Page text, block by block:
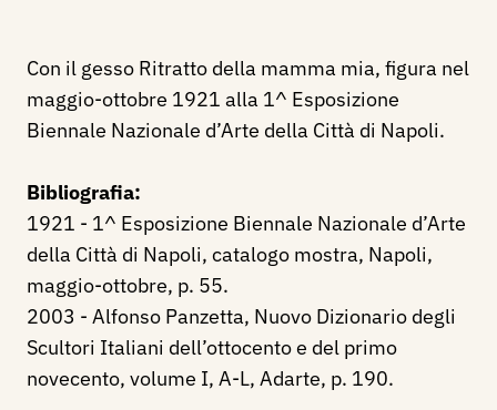
Con il gesso Ritratto della mamma mia, figura nel
maggio-ottobre 1921 alla 1^ Esposizione
Biennale Nazionale d’Arte della Città di Napoli.
Bibliografia:
1921 - 1^ Esposizione Biennale Nazionale d’Arte
della Città di Napoli, catalogo mostra, Napoli,
maggio-ottobre, p. 55.
2003 - Alfonso Panzetta, Nuovo Dizionario degli
Scultori Italiani dell’ottocento e del primo
novecento, volume I, A-L, Adarte, p. 190.